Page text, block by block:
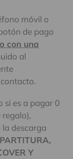
móvil o
de pago
con una
al
si es a pagar 0
descarga
Y